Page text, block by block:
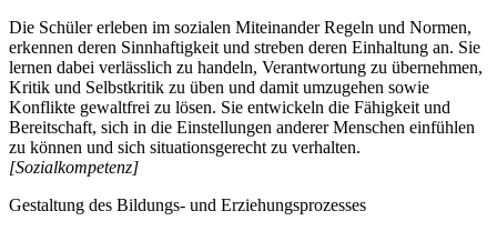
Die Schüler erleben im sozialen Miteinander Regeln und Normen,
erkennen deren Sinnhaftigkeit und streben deren Einhaltung an. Sie
lernen dabei verlässlich zu handeln, Verantwortung zu übernehmen,
Kritik und Selbstkritik zu üben und damit umzugehen sowie
Konflikte gewaltfrei zu lösen. Sie entwickeln die Fähigkeit und
Bereitschaft, sich in die Einstellungen anderer Menschen einfühlen
zu können und sich situationsgerecht zu verhalten.
[Sozialkompetenz]
Gestaltung des Bildungs- und Erziehungsprozesses